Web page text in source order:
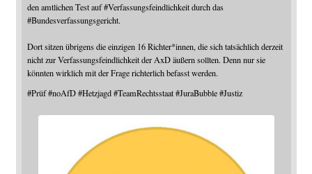
den amtlichen Test auf#Verfassungsfeindlichkeitdurch das
#Bundesverfassungsgericht.
Dort sitzen übrigens die einzigen 16 Richter*innen, die sich tatsächlich derzeit
nicht zur Verfassungsfeindlichkeit der AxD äußern sollten. Denn nur sie
könnten wirklich mit der Frage richterlich befasst werden.
#Prüf #noAfD #Hetzjagd #TeamRechtsstaat #JuraBubble #Justiz